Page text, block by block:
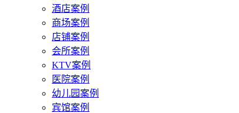
酒店案例
商场案例
店铺案例
会所案例
KTV案例
医院案例
幼儿园案例
宾馆案例